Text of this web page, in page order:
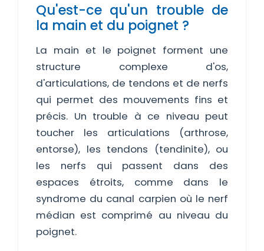
Qu'est-ce qu'un trouble de
la main et du poignet ?
La main et le poignet forment une
structure complexe d'os,
d'articulations, de tendons et de nerfs
qui permet des mouvements fins et
précis. Un trouble à ce niveau peut
toucher les articulations (arthrose,
entorse), les tendons (tendinite), ou
les nerfs qui passent dans des
espaces étroits, comme dans le
syndrome du canal carpien où le nerf
médian est comprimé au niveau du
poignet.